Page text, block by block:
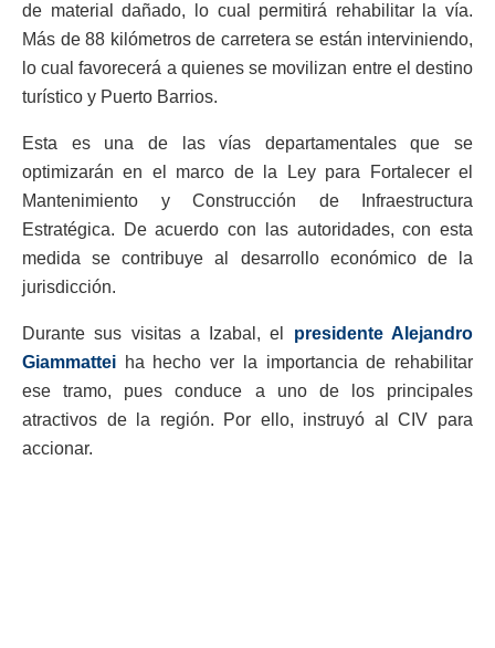
de material dañado, lo cual permitirá rehabilitar la vía.
Más de 88 kilómetros de carretera se están interviniendo,
lo cual favorecerá a quienes se movilizan entre el destino
turístico y Puerto Barrios.
Esta es una de las vías departamentales que se
optimizarán en el marco de la Ley para Fortalecer el
Mantenimiento y Construcción de Infraestructura
Estratégica. De acuerdo con las autoridades, con esta
medida se contribuye al desarrollo económico de la
jurisdicción.
Durante sus visitas a Izabal, el presidente Alejandro
Giammattei ha hecho ver la importancia de rehabilitar
ese tramo, pues conduce a uno de los principales
atractivos de la región. Por ello, instruyó al CIV para
accionar.